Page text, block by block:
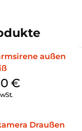
außen
€
Draußen